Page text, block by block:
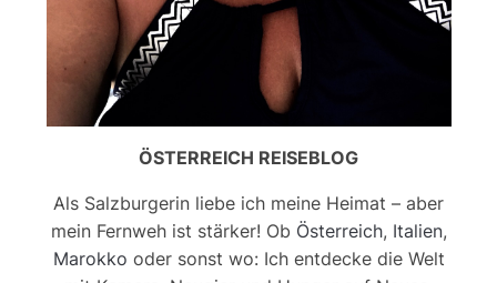
ÖSTERREICH REISEBLOG
Als Salzburgerin liebe ich meine Heimat – aber
mein Fernweh ist stärker! Ob Österreich, Italien,
Marokko oder sonst wo: Ich entdecke die Welt